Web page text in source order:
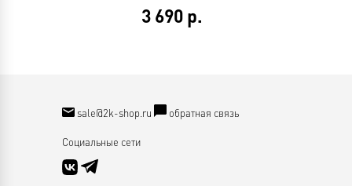
3 690 р.
sale@2k-shop.ru обратная связь
Социальные сети